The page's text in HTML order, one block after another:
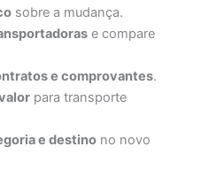
sobre a mudança.
e compare
e comprovantes.
para transporte
e destino no novo